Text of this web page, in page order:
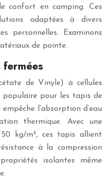
confort en camping. Ces
adaptées à divers
personnelles. Examinons
de pointe.
fermées
de Vinyle) à cellules
populaire pour les tapis de
l’absorption d’eau
thermique. Avec une
kg/m³, ces tapis allient
à la compression
isolantes même